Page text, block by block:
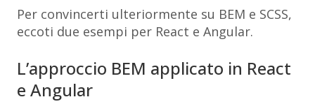
Per convincerti ulteriormente su BEM e SCSS,
eccoti due esempi per React e Angular.
L’approccio BEM applicato in React
e Angular